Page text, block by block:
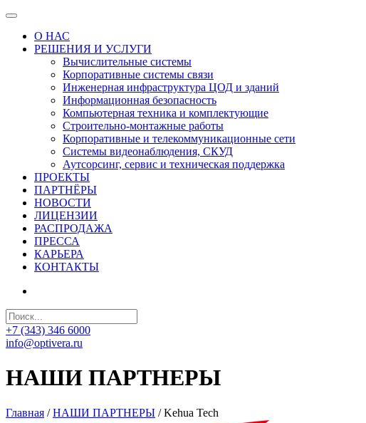
О НАС
РЕШЕНИЯ И УСЛУГИ
Вычислительные системы
Корпоративные системы связи
Инженерная инфраструктура ЦОД и зданий
Информационная безопасность
Компьютерная техника и комплектующие
Строительно-монтажные работы
Корпоративные и телекоммуникационные сети
Системы видеонаблюдения, СКУД
Аутсорсинг, сервис и техническая поддержка
ПРОЕКТЫ
ПАРТНЁРЫ
НОВОСТИ
ЛИЦЕНЗИИ
РАСПРОДАЖА
ПРЕССА
КАРЬЕРА
КОНТАКТЫ
+7 (343) 346 6000
info@optivera.ru
НАШИ ПАРТНЕРЫ
Главная / НАШИ ПАРТНЕРЫ / Kehua Tech